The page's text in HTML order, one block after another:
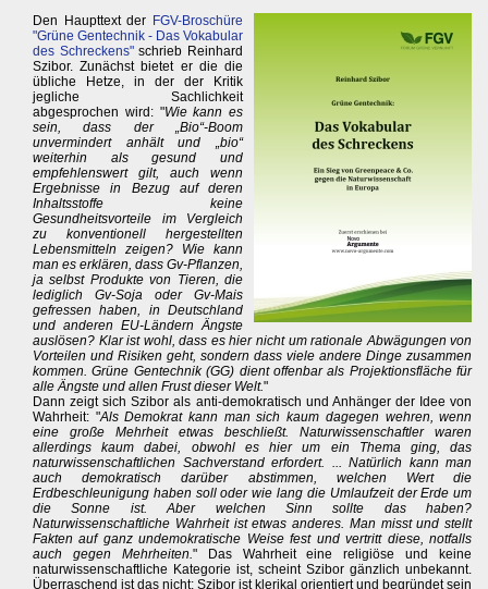
Den Haupttext der FGV-Broschüre
"Grüne Gentechnik - Das Vokabular
des Schreckens"schrieb Reinhard
Szibor. Zunächst bietet er die die
übliche Hetze, in der der Kritik
jegliche Sachlichkeit
abgesprochen wird: "Wie kann es
sein, dass der „Bio“-Boom
unvermindert anhält und „bio“
weiterhin als gesund und
empfehlenswert gilt, auch wenn
Ergebnisse in Bezug auf deren
Inhaltsstoffe keine
Gesundheitsvorteile im Vergleich
zu konventionell hergestellten
Lebensmitteln zeigen? Wie kann
man es erklären, dass Gv-Pflanzen,
ja selbst Produkte von Tieren, die
lediglich Gv-Soja oder Gv-Mais
gefressen haben, in Deutschland
und anderen EU-Ländern Ängste
auslösen? Klar ist wohl, dass es hier nicht um rationale Abwägungen von
Vorteilen und Risiken geht, sondern dass viele andere Dinge zusammen
kommen. Grüne Gentechnik (GG) dient offenbar als Projektionsfläche für
alle Ängste und allen Frust dieser Welt."
Dann zeigt sich Szibor als anti-demokratisch und Anhänger der Idee von
Wahrheit: "Als Demokrat kann man sich kaum dagegen wehren, wenn
eine große Mehrheit etwas beschließt. Naturwissenschaftler waren
allerdings kaum dabei, obwohl es hier um ein Thema ging, das
naturwissenschaftlichen Sachverstand erfordert. ... Natürlich kann man
auch demokratisch darüber abstimmen, welchen Wert die
Erdbeschleunigung haben soll oder wie lang die Umlaufzeit der Erde um
die Sonne ist. Aber welchen Sinn sollte das haben?
Naturwissenschaftliche Wahrheit ist etwas anderes. Man misst und stellt
Fakten auf ganz undemokratische Weise fest und vertritt diese, notfalls
auch gegen Mehrheiten." Das Wahrheit eine religiöse und keine
naturwissenschaftliche Kategorie ist, scheint Szibor gänzlich unbekannt.
Überraschend ist das nicht: Szibor ist klerikal orientiert und begründet sein